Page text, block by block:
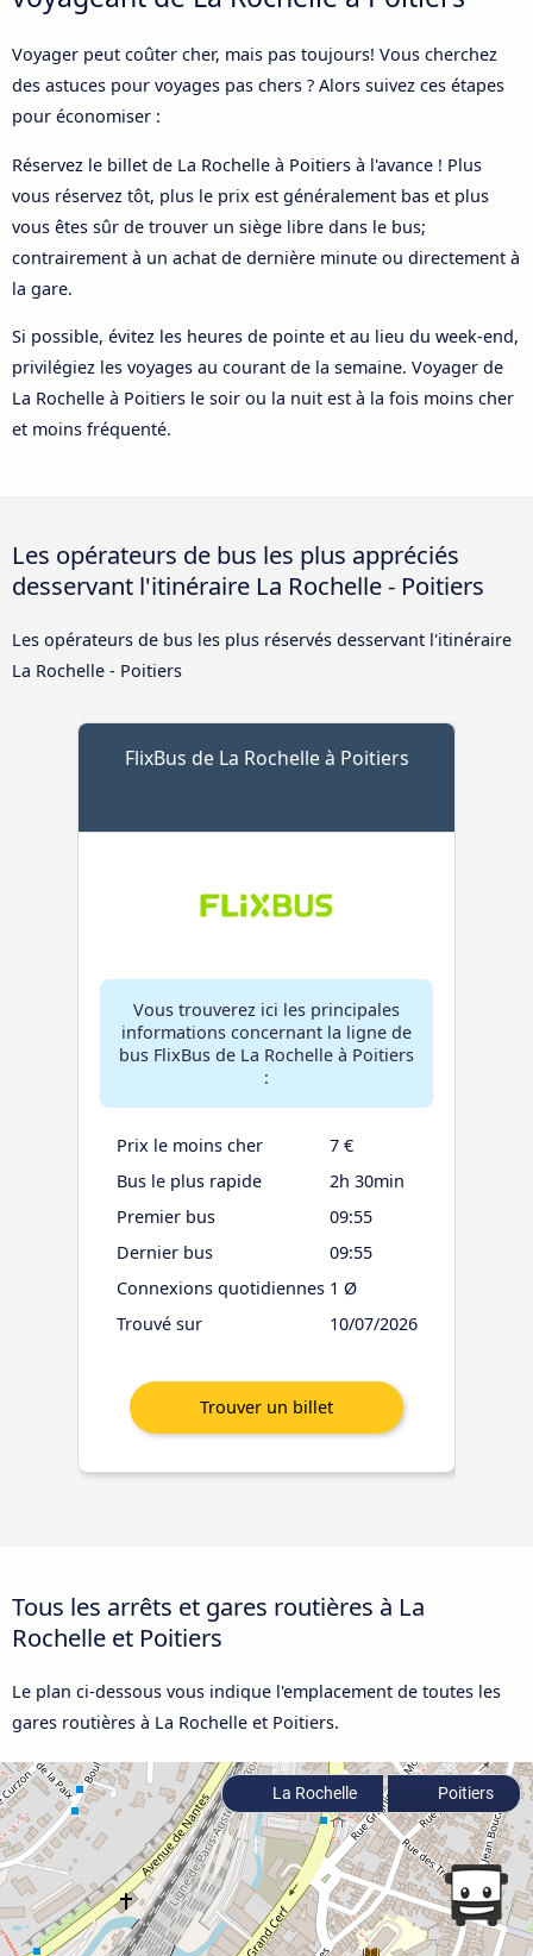
Voyager peut coûter cher, mais pas toujours! Vous cherchez
des astuces pour voyages pas chers ? Alors suivez ces étapes
pour économiser :
Réservez le billet de La Rochelle à Poitiers à l'avance ! Plus
vous réservez tôt, plus le prix est généralement bas et plus
vous êtes sûr de trouver un siège libre dans le bus;
contrairement à un achat de dernière minute ou directement à
la gare.
Si possible, évitez les heures de pointe et au lieu du week-end,
privilégiez les voyages au courant de la semaine. Voyager de
La Rochelle à Poitiers le soir ou la nuit est à la fois moins cher
et moins fréquenté.
Les opérateurs de bus les plus appréciés
desservant l'itinéraire La Rochelle - Poitiers
Les opérateurs de bus les plus réservés desservant l'itinéraire
La Rochelle - Poitiers
FlixBus de La Rochelle à Poitiers
Vous trouverez ici les principales
informations concernant la ligne de
bus FlixBus de La Rochelle à Poitiers
:
Prix le moins cher
7 €
Bus le plus rapide
2h 30min
Premier bus
09:55
Dernier bus
09:55
Connexions quotidiennes 1 Ø
Trouvé sur
10/07/2026
Tous les arrêts et gares routières à La
Rochelle et Poitiers
Le plan ci-dessous vous indique l'emplacement de toutes les
gares routières à La Rochelle et Poitiers.
La Rochelle Poitiers